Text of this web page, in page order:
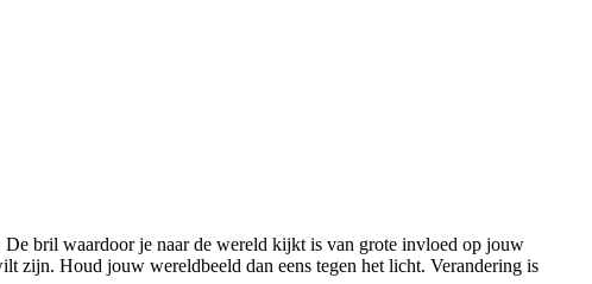
De bril waardoor je naar de wereld kijkt is van grote invloed op jouw
zijn. Houd jouw wereldbeeld dan eens tegen het licht. Verandering is